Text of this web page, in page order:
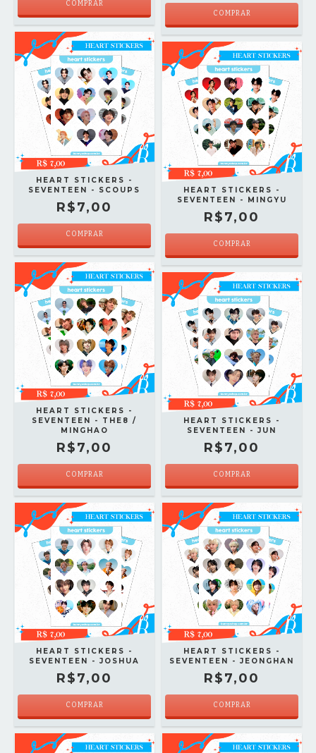
COMPRAR
COMPRAR
HEART STICKERS -
SEVENTEEN - SCOUPS
R$7,00
COMPRAR
HEART STICKERS -
SEVENTEEN - MINGYU
R$7,00
COMPRAR
HEART STICKERS -
SEVENTEEN - THE8 /
MINGHAO
R$7,00
COMPRAR
HEART STICKERS -
SEVENTEEN - JUN
R$7,00
COMPRAR
HEART STICKERS -
SEVENTEEN - JOSHUA
R$7,00
COMPRAR
HEART STICKERS -
SEVENTEEN - JEONGHAN
R$7,00
COMPRAR